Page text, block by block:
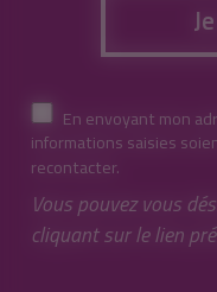
En envoyant mon
informations saisies
recontacter.
Vous pouvez vous
cliquant sur le lien